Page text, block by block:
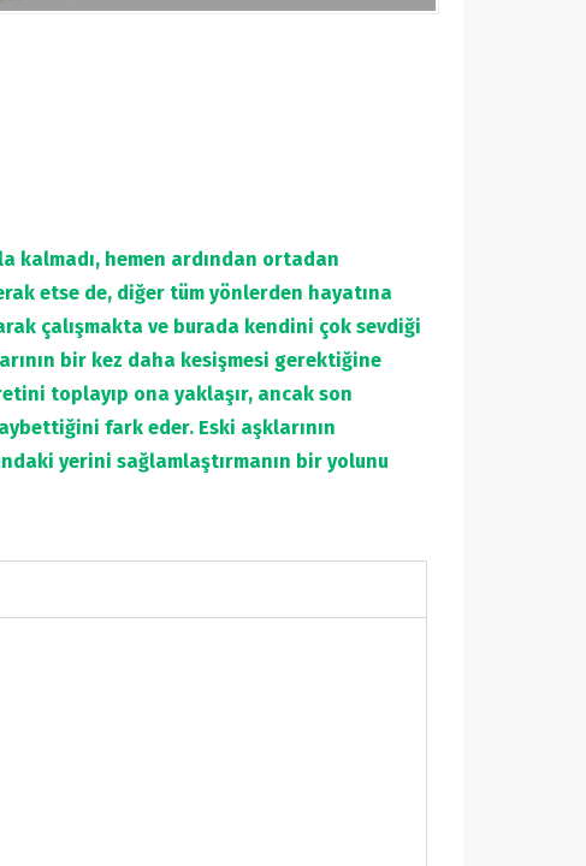
kalmadı, hemen ardından ortadan
etse de, diğer tüm yönlerden hayatına
çalışmakta ve burada kendini çok sevdiği
bir kez daha kesişmesi gerektiğine
toplayıp ona yaklaşır, ancak son
fark eder. Eski aşklarının
yerini sağlamlaştırmanın bir yolunu